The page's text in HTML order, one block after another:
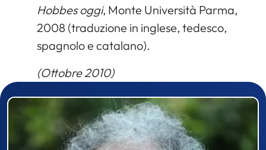
Hobbes oggi, Monte Università Parma,
2008 (traduzione in inglese, tedesco,
spagnolo e catalano).
(Ottobre 2010)
Prizewinner detail